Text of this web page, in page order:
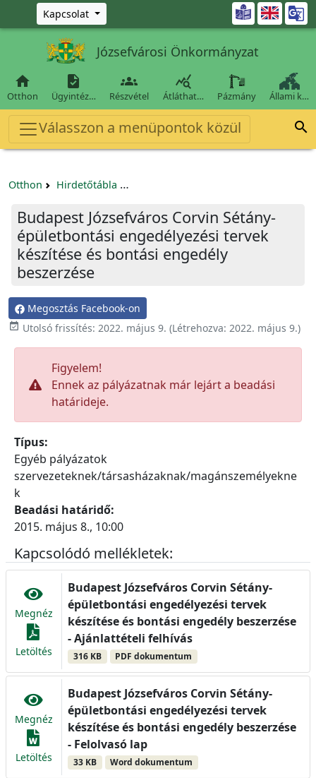
Ugrás a fő tartalomra
Kapcsolat 
Józsefvárosi Önkormányzat

Otthon

Ügyintéz…

Részvétel

Átláthat… Pázmány Állami k…
Válasszon a menüpontok közül 
Otthon Hirdetőtábla
Budapest Józsefváros Corvin Sétány-
épületbontási engedélyezési tervek
készítése és bontási engedély
beszerzése
Megosztás Facebook-on
 Utolsó frissítés: 2022. május 9. (Létrehozva: 2022. május 9.)
Figyelem!
Ennek az pályázatnak már lejárt a beadási
határideje.
Típus:
Egyéb pályázatok
szervezeteknek/társasházaknak/magánszemélyekne
k
Beadási határidő:
2015. május 8., 10:00
Kapcsolódó mellékletek:
Megnéz
Letöltés
Budapest Józsefváros Corvin Sétány-
épületbontási engedélyezési tervek
készítése és bontási engedély beszerzése
- Ajánlattételi felhívás
316 KB PDF dokumentum
Megnéz
Letöltés
Budapest Józsefváros Corvin Sétány-
épületbontási engedélyezési tervek
készítése és bontási engedély beszerzése
- Felolvasó lap
33 KB Word dokumentum